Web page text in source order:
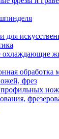
для
охлаждающие
обработка
фрез
профильных